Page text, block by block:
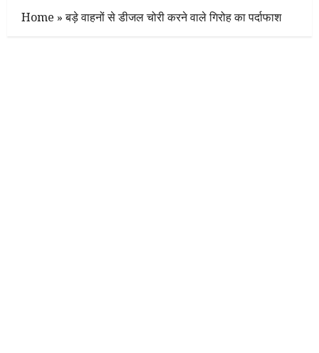
Home »बड़े वाहनों से डीजल चोरी करने वाले गिरोह का पर्दाफाश